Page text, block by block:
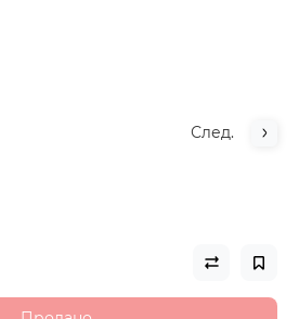
След.